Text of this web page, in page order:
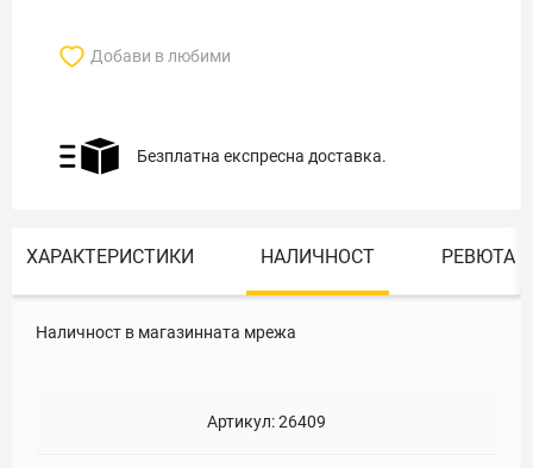
Добави в любими
Безплатна експресна доставка.
ХАРАКТЕРИСТИКИ НАЛИЧНОСТ РЕВЮТА
Наличност в магазинната мрежа
Артикул:26409